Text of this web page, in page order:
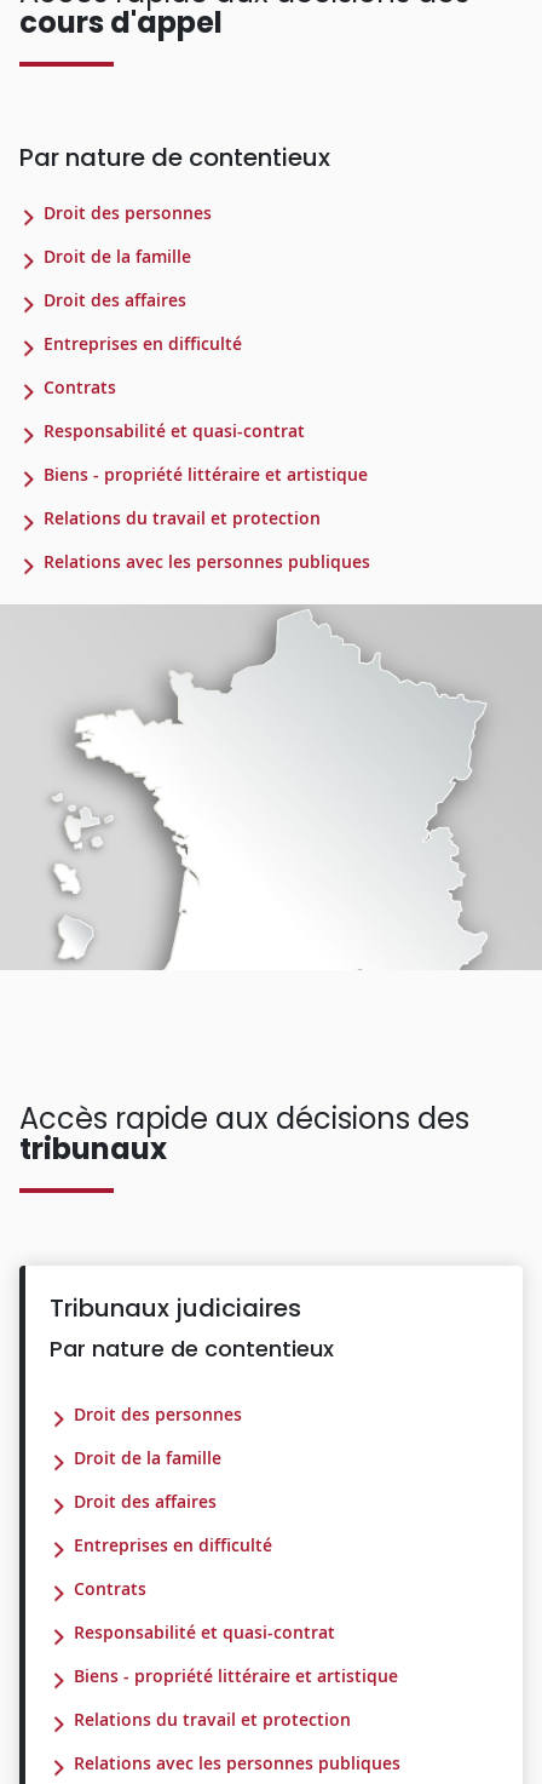
cours d'appel
Par nature de contentieux
Droit des personnes
Droit de la famille
Droit des affaires
Entreprises en difficulté
Contrats
Responsabilité et quasi-contrat
Biens - propriété littéraire et artistique
Relations du travail et protection
Relations avec les personnes publiques
Accès rapide aux décisions des
tribunaux
Tribunaux judiciaires
Par nature de contentieux
Droit des personnes
Droit de la famille
Droit des affaires
Entreprises en difficulté
Contrats
Responsabilité et quasi-contrat
Biens - propriété littéraire et artistique
Relations du travail et protection
Relations avec les personnes publiques